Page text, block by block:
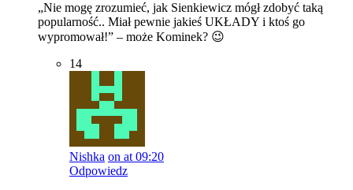
„Nie mogę zrozumieć, jak Sienkiewicz mógł zdobyć taką
popularność.. Miał pewnie jakieś UKŁADY i ktoś go
wypromował!” – może Kominek? 😉
14
Nishka on at 09:20
Odpowiedz